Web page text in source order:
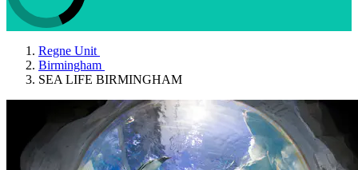
Regne Unit
Birmingham
SEA LIFE BIRMINGHAM